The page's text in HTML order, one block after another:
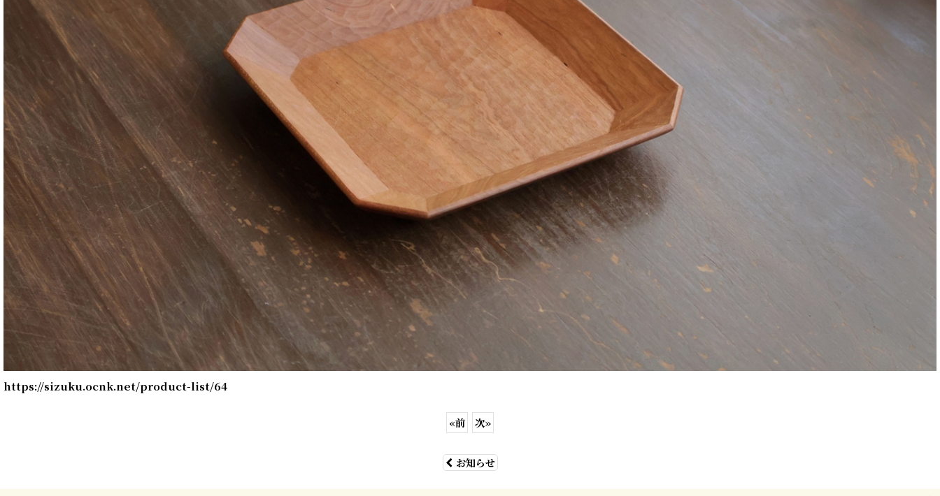
https://sizuku.ocnk.net/product-list/64
«前 次»
お知らせ